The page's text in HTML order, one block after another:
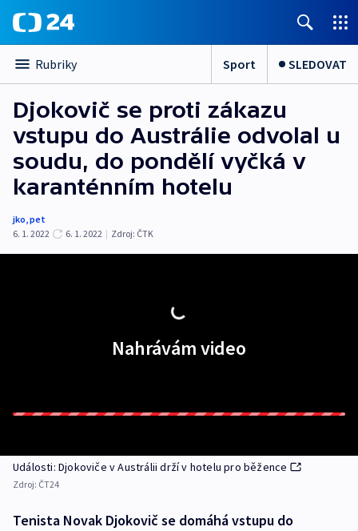
Rubriky Sport SLEDOVAT
Djokovič se proti zákazu
vstupu do Austrálie odvolal u
soudu, do pondělí vyčká v
karanténním hotelu
jko,pet
6. 1. 2022
6. 1. 2022 | Zdroj: ČTK
Nahrávám video
Události: Djokoviče v Austrálii drží v hotelu pro běžence
Zdroj: ČT24
Tenista Novak Djokovič se domáhá vstupu do